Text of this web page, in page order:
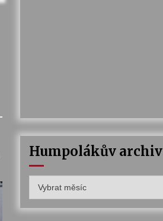
Humpolákův archiv
archiv